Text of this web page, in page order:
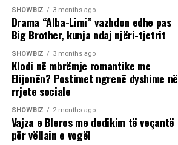
SHOWBIZ 3 months ago
Drama “Alba-Limi” vazhdon edhe pas
Big Brother, kunja ndaj njëri-tjetrit
SHOWBIZ 3 months ago
Klodi në mbrëmje romantike me
Elijonën? Postimet ngrenë dyshime në
rrjete sociale
SHOWBIZ 2 months ago
Vajza e Bleros me dedikim të veçantë
për vëllain e vogël